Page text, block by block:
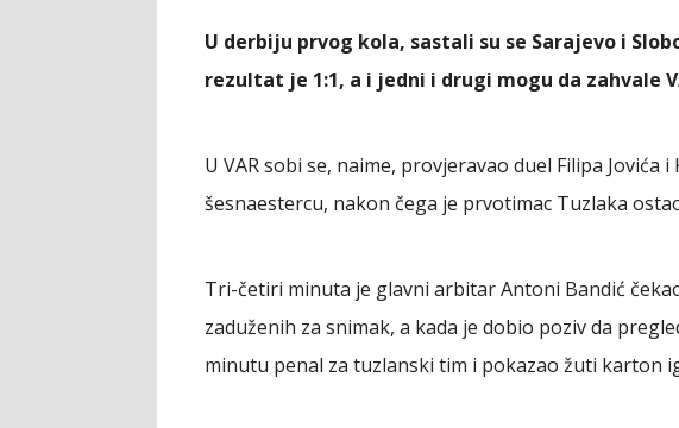
U derbiju prvog kola, sastali su se Sarajevo i
rezultat je 1:1, a i jedni i drugi mogu da zahvale
U VAR sobi se, naime, provjeravao duel Filipa Jovića
šesnaestercu, nakon čega je prvotimac Tuzlaka
Tri-četiri minuta je glavni arbitar Antoni Bandić
zaduženih za snimak, a kada je dobio poziv da
minutu penal za tuzlanski tim i pokazao žuti karton